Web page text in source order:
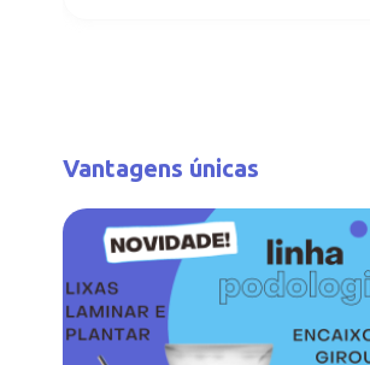
Vantagens únicas